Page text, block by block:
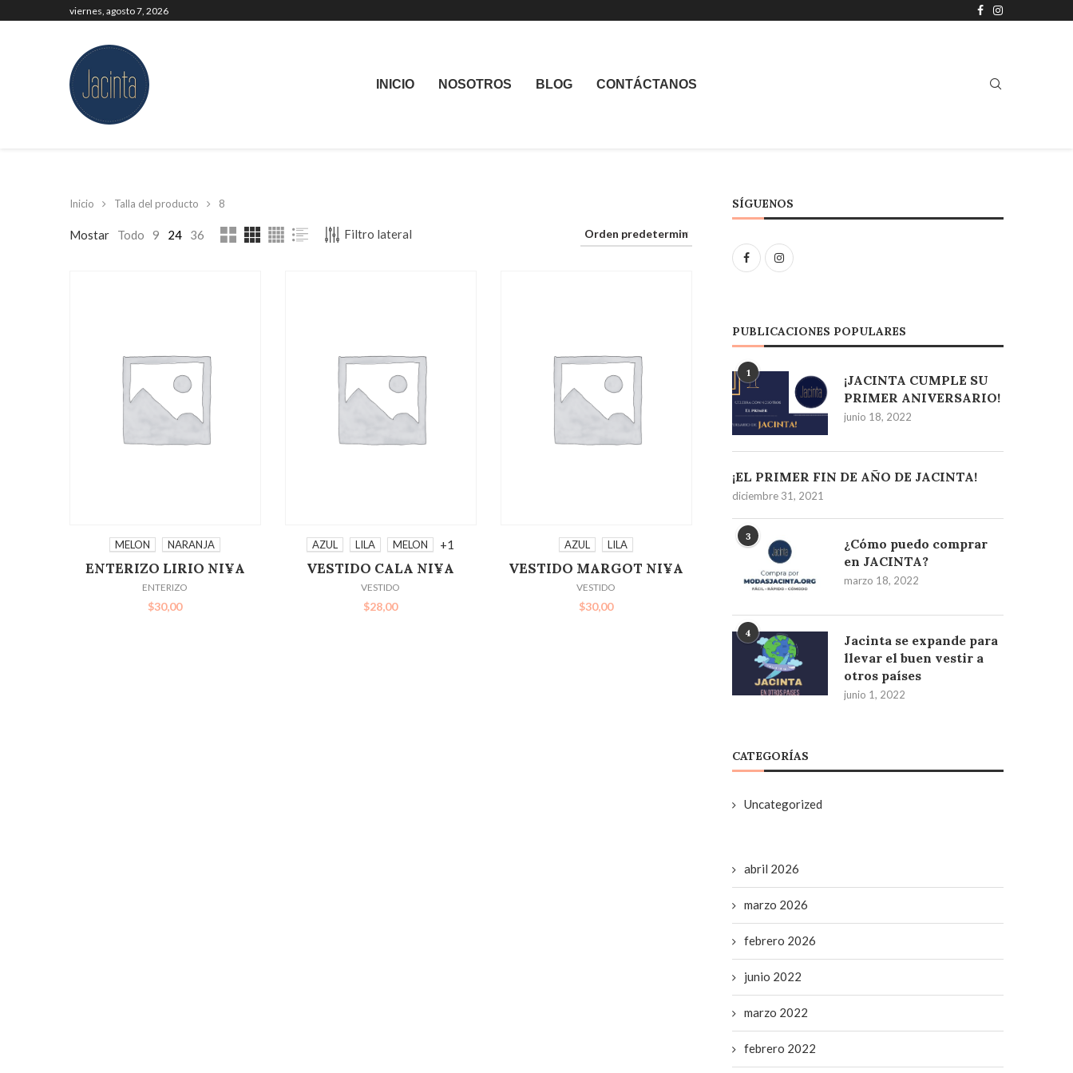
viernes, agosto 7, 2026
INICIO NOSOTROS BLOG CONTÁCTANOS
Inicio Talla del producto 8
Mostar Todo 9 24 36 Filtro lateral
SELECCIONAR OPCIONES
MELON NARANJA
ENTERIZO LIRIO NI¥A
ENTERIZO
$30,00
SELECCIONAR OPCIONES
AZUL LILA MELON +1
VESTIDO CALA NI¥A
VESTIDO
$28,00
SELECCIONAR OPCIONES
AZUL LILA
VESTIDO MARGOT NI¥A
VESTIDO
$30,00
SÍGUENOS
PUBLICACIONES POPULARES
1
¡JACINTA CUMPLE SU
PRIMER ANIVERSARIO!
junio 18, 2022
¡EL PRIMER FIN DE AÑO DE JACINTA!
diciembre 31, 2021
3
¿Cómo puedo comprar
en JACINTA?
marzo 18, 2022
4
Jacinta se expande para
llevar el buen vestir a
otros países
junio 1, 2022
CATEGORÍAS
Uncategorized
abril 2026
marzo 2026
febrero 2026
junio 2022
marzo 2022
febrero 2022